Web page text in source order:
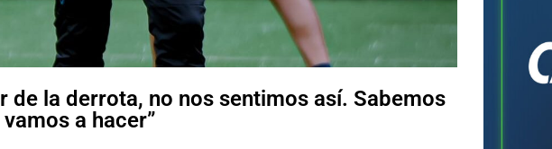
de la derrota, no nos sentimos así. Sabemos
a hacer”